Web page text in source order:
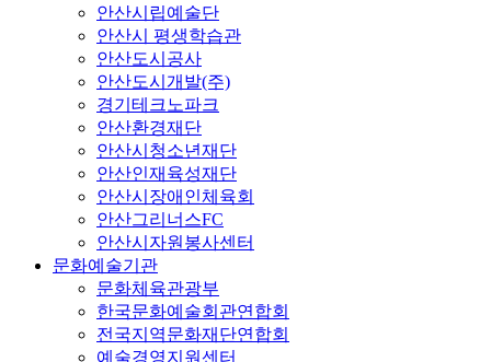
안산시립예술단
안산시 평생학습관
안산도시공사
안산도시개발(주)
경기테크노파크
안산환경재단
안산시청소년재단
안산인재육성재단
안산시장애인체육회
안산그리너스FC
안산시자원봉사센터
문화예술기관
문화체육관광부
한국문화예술회관연합회
전국지역문화재단연합회
예술경영지원센터